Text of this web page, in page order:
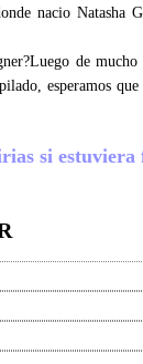
nacio Natasha
de mucho
esperamos que
si